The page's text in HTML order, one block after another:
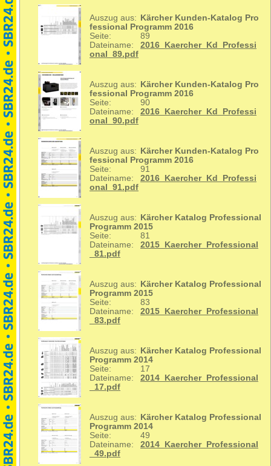
Auszug aus:
Kärcher Kunden-Katalog Pro
fessional Programm 2016
Seite:
89
Dateiname:
2016_Kaercher_Kd_Professi
onal_89.pdf
Auszug aus:
Kärcher Kunden-Katalog Pro
fessional Programm 2016
Seite:
90
Dateiname:
2016_Kaercher_Kd_Professi
onal_90.pdf
Auszug aus:
Kärcher Kunden-Katalog Pro
fessional Programm 2016
Seite:
91
Dateiname:
2016_Kaercher_Kd_Professi
onal_91.pdf
Auszug aus:
Kärcher Katalog Professional
Programm 2015
Seite:
81
Dateiname:
2015_Kaercher_Professional
_81.pdf
Auszug aus:
Kärcher Katalog Professional
Programm 2015
Seite:
83
Dateiname:
2015_Kaercher_Professional
_83.pdf
Auszug aus:
Kärcher Katalog Professional
Programm 2014
Seite:
17
Dateiname:
2014_Kaercher_Professional
_17.pdf
Auszug aus:
Kärcher Katalog Professional
Programm 2014
Seite:
49
Dateiname:
2014_Kaercher_Professional
_49.pdf